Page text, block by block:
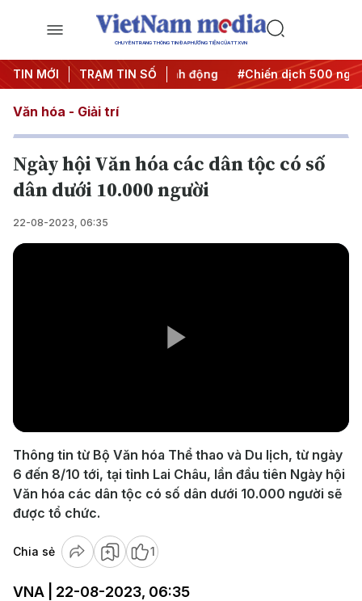
CHUYÊN TRANG THÔNG TIN ĐA PHƯƠNG TIỆN CỦA TTXVN
TIN MỚI TRẠM TIN SỐ
Nghị quyết thành hành động #Chiến dịch 500 ngày
Văn hóa - Giải trí
Ngày hội Văn hóa các dân tộc có số
dân dưới 10.000 người
22-08-2023, 06:35
Video
Thông tin từ Bộ Văn hóa Thể thao và Du lịch, từ ngày
6 đến 8/10 tới, tại tỉnh Lai Châu, lần đầu tiên Ngày hội
Văn hóa các dân tộc có số dân dưới 10.000 người sẽ
được tổ chức.
Chia sẻ 1
VNA | 22-08-2023, 06:35